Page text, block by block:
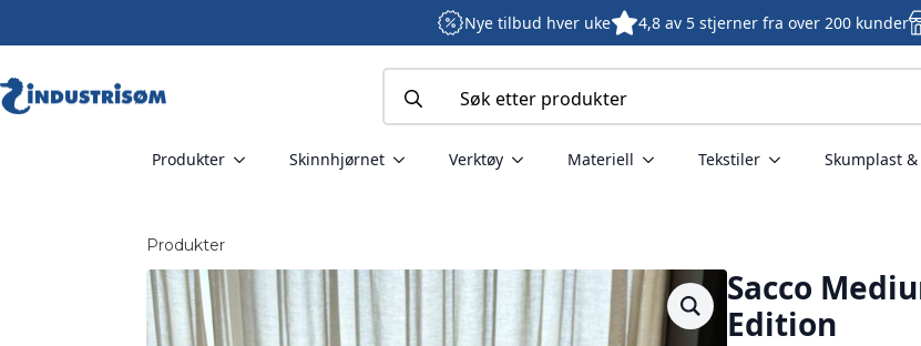
Nye tilbud hver uke 4,8 av 5 stjerner fra over 200 kunder
for:
Produkter Skinnhjørnet Verktøy Materiell Tekstiler Skumplast
Produkter
Sacco
Edition